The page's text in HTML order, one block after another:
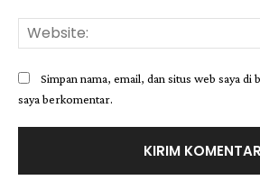
Simpan nama, email, dan situs web saya
saya berkomentar.